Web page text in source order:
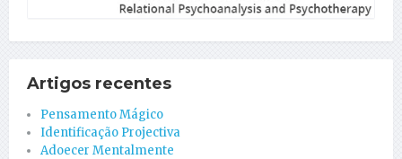
Artigos recentes
Pensamento Mágico
Identificação Projectiva
Adoecer Mentalmente